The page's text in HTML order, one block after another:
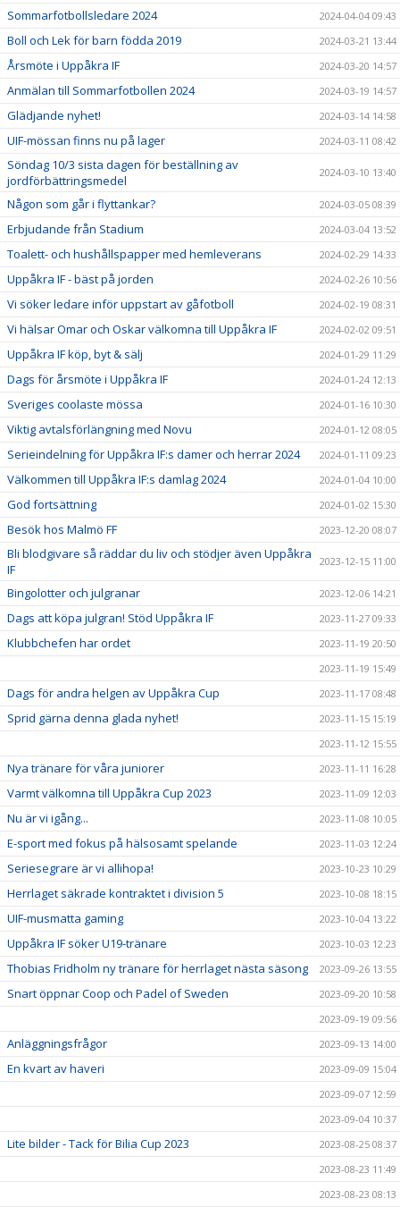
Sommarfotbollsledare 2024 2024-04-04 09:43
Boll och Lek för barn födda 2019 2024-03-21 13:44
Årsmöte i Uppåkra IF 2024-03-20 14:57
Anmälan till Sommarfotbollen 2024 2024-03-19 14:57
Glädjande nyhet! 2024-03-14 14:58
UIF-mössan finns nu på lager 2024-03-11 08:42
Söndag 10/3 sista dagen för beställning av
jordförbättringsmedel
2024-03-10 13:40
Någon som går i flyttankar? 2024-03-05 08:39
Erbjudande från Stadium 2024-03-04 13:52
Toalett- och hushållspapper med hemleverans 2024-02-29 14:33
Uppåkra IF - bäst på jorden 2024-02-26 10:56
Vi söker ledare inför uppstart av gåfotboll 2024-02-19 08:31
Vi hälsar Omar och Oskar välkomna till Uppåkra IF 2024-02-02 09:51
Uppåkra IF köp, byt & sälj 2024-01-29 11:29
Dags för årsmöte i Uppåkra IF 2024-01-24 12:13
Sveriges coolaste mössa 2024-01-16 10:30
Viktig avtalsförlängning med Novu 2024-01-12 08:05
Serieindelning för Uppåkra IF:s damer och herrar 2024 2024-01-11 09:23
Välkommen till Uppåkra IF:s damlag 2024 2024-01-04 10:00
God fortsättning 2024-01-02 15:30
Besök hos Malmö FF 2023-12-20 08:07
Bli blodgivare så räddar du liv och stödjer även Uppåkra
IF
2023-12-15 11:00
Bingolotter och julgranar 2023-12-06 14:21
Dags att köpa julgran! Stöd Uppåkra IF 2023-11-27 09:33
Klubbchefen har ordet
2023-11-19 20:50
2023-11-19 15:49
Dags för andra helgen av Uppåkra Cup 2023-11-17 08:48
Sprid gärna denna glada nyhet!
2023-11-15 15:19
2023-11-12 15:55
Nya tränare för våra juniorer 2023-11-11 16:28
Varmt välkomna till Uppåkra Cup 2023 2023-11-09 12:03
Nu är vi igång... 2023-11-08 10:05
E-sport med fokus på hälsosamt spelande 2023-11-03 12:24
Seriesegrare är vi allihopa! 2023-10-23 10:29
Herrlaget säkrade kontraktet i division 5 2023-10-08 18:15
UIF-musmatta gaming 2023-10-04 13:22
Uppåkra IF söker U19-tränare 2023-10-03 12:23
Thobias Fridholm ny tränare för herrlaget nästa säsong 2023-09-26 13:55
Snart öppnar Coop och Padel of Sweden
2023-09-20 10:58
2023-09-19 09:56
Anläggningsfrågor 2023-09-13 14:00
En kvart av haveri
2023-09-09 15:04
2023-09-07 12:59
2023-09-04 10:37
Lite bilder - Tack för Bilia Cup 2023
2023-08-25 08:37
2023-08-23 11:49
2023-08-23 08:13